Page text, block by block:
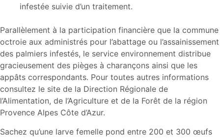
infestée suivie d’un traitement.
Parallèlement à la participation financière que la commune
octroie aux administrés pour l’abattage ou l’assainissement
des palmiers infestés, le service environnement distribue
gracieusement des pièges à charançons ainsi que les
appâts correspondants. Pour toutes autres informations
consultez le site de la Direction Régionale de
l’Alimentation, de l’Agriculture et de la Forêt de la région
Provence Alpes Côte d’Azur.
Sachez qu’une larve femelle pond entre 200 et 300 œufs